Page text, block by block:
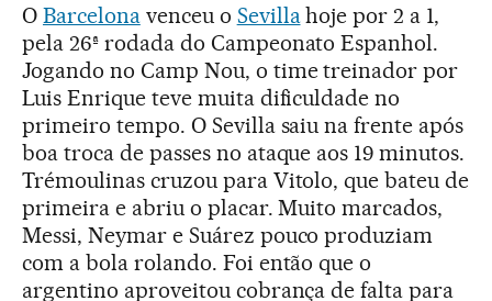
O Barcelonavenceu o Sevillahoje por 2 a 1,
pela 26ª rodada do Campeonato Espanhol.
Jogando no Camp Nou, o time treinador por
Luis Enrique teve muita dificuldade no
primeiro tempo. O Sevilla saiu na frente após
boa troca de passes no ataque aos 19 minutos.
Trémoulinas cruzou para Vitolo, que bateu de
primeira e abriu o placar. Muito marcados,
Messi, Neymar e Suárez pouco produziam
com a bola rolando. Foi então que o
argentino aproveitou cobrança de falta para